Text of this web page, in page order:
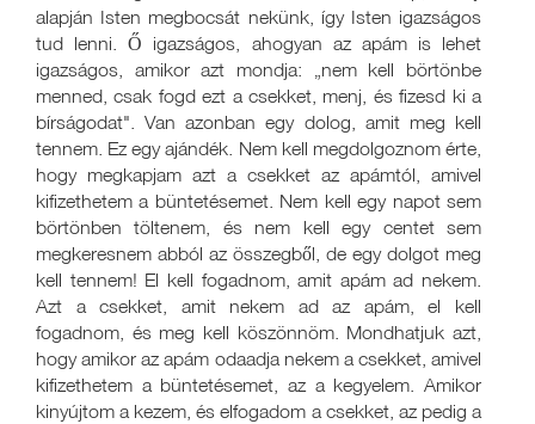
alapján Isten megbocsát nekünk, így Isten igazságos
tud lenni. Ő igazságos, ahogyan az apám is lehet
igazságos, amikor azt mondja: „nem kell börtönbe
menned, csak fogd ezt a csekket, menj, és fizesd ki a
bírságodat". Van azonban egy dolog, amit meg kell
tennem. Ez egy ajándék. Nem kell megdolgoznom érte,
hogy megkapjam azt a csekket az apámtól, amivel
kifizethetem a büntetésemet. Nem kell egy napot sem
börtönben töltenem, és nem kell egy centet sem
megkeresnem abból az összegből, de egy dolgot meg
kell tennem! El kell fogadnom, amit apám ad nekem.
Azt a csekket, amit nekem ad az apám, el kell
fogadnom, és meg kell köszönnöm. Mondhatjuk azt,
hogy amikor az apám odaadja nekem a csekket, amivel
kifizethetem a büntetésemet, az a kegyelem. Amikor
kinyújtom a kezem, és elfogadom a csekket, az pedig a